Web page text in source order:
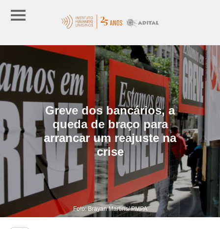
Greve dos bancários, a
queda de braço para
arrancar um reajuste na
crise
Foto: Brayan Martins/ PMPA